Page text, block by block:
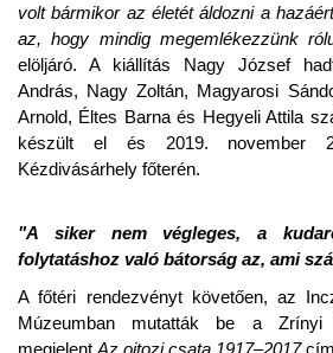
volt bármikor az életét áldozni a
az, hogy mindig megemlékezzünk
elöljáró. A kiállítás Nagy József
András, Nagy Zoltán, Magyarosi
Arnold, Éltes Barna és Hegyeli Attila
készült el és 2019. november
Kézdivásárhely főterén.
"A siker nem végleges, a
folytatáshoz való bátorság az, ami
A főtéri rendezvényt követően, az
Múzeumban mutatták be a Zrínyi
megjelent Az ojtozi csata 1917–2017